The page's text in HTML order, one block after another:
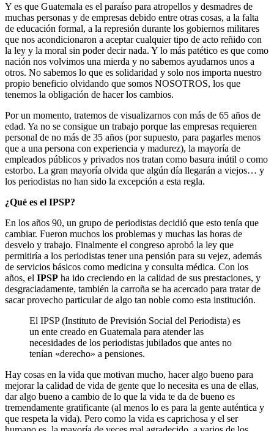
Y es que Guatemala es el paraíso para atropellos y desmadres de
muchas personas y de empresas debido entre otras cosas, a la falta
de educación formal, a la represión durante los gobiernos militares
que nos acondicionaron a aceptar cualquier tipo de acto reñido con
la ley y la moral sin poder decir nada. Y lo más patético es que como
nación nos volvimos una mierda y no sabemos ayudarnos unos a
otros. No sabemos lo que es solidaridad y solo nos importa nuestro
propio beneficio olvidando que somos NOSOTROS, los que
tenemos la obligación de hacer los cambios.
Por un momento, tratemos de visualizarnos con más de 65 años de
edad. Ya no se consigue un trabajo porque las empresas requieren
personal de no más de 35 años (por supuesto, para pagarles menos
que a una persona con experiencia y madurez), la mayoría de
empleados públicos y privados nos tratan como basura inútil o como
estorbo. La gran mayoría olvida que algún día llegarán a viejos… y
los periodistas no han sido la excepción a esta regla.
¿Qué es el IPSP?
En los años 90, un grupo de periodistas decidió que esto tenía que
cambiar. Fueron muchos los problemas y muchas las horas de
desvelo y trabajo. Finalmente el congreso aprobó la ley que
permitiría a los periodistas tener una pensión para su vejez, además
de servicios básicos como medicina y consulta médica. Con los
años, el IPSP ha ido creciendo en la calidad de sus prestaciones, y
desgraciadamente, también la carroña se ha acercado para tratar de
sacar provecho particular de algo tan noble como esta institución.
El IPSP (Instituto de Previsión Social del Periodista) es
un ente creado en Guatemala para atender las
necesidades de los periodistas jubilados que antes no
tenían «derecho» a pensiones.
Hay cosas en la vida que motivan mucho, hacer algo bueno para
mejorar la calidad de vida de gente que lo necesita es una de ellas,
dar algo bueno a cambio de lo que la vida te da de bueno es
tremendamente gratificante (al menos lo es para la gente auténtica y
que respeta la vida). Pero como la vida es caprichosa y el ser